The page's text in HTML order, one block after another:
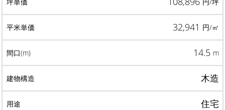
32,941 円/㎡
14.5 m
木造
住宅